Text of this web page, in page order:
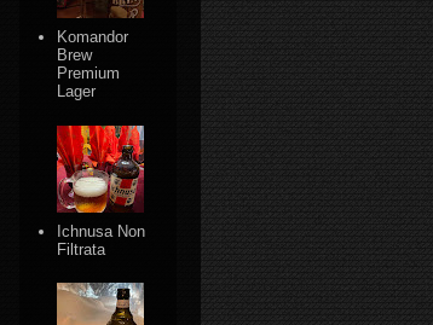
Komandor
Brew
Premium
Lager
Ichnusa Non
Filtrata